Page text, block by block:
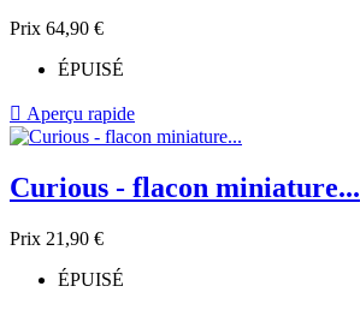
Prix 64,90 €
ÉPUISÉ
 Aperçu rapide
Curious - flacon miniature...
Prix 21,90 €
ÉPUISÉ